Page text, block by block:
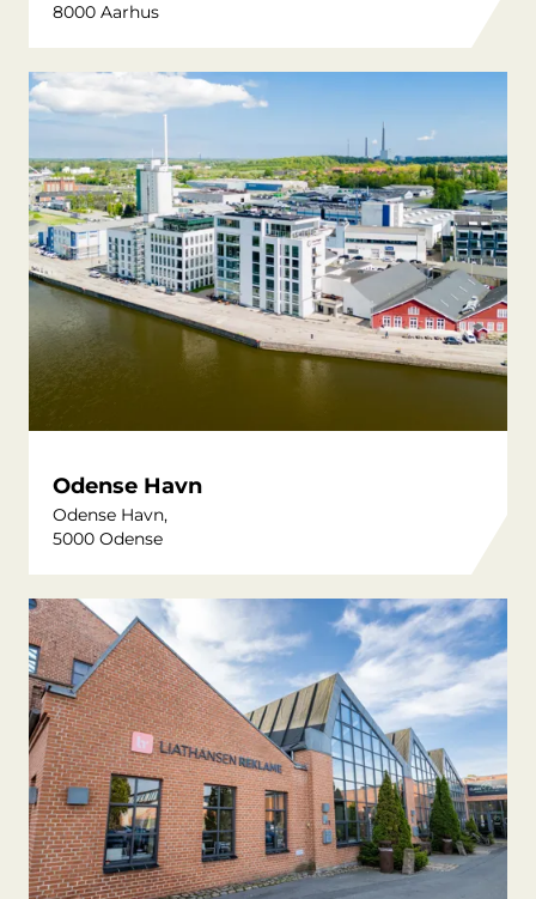
8000 Aarhus
Odense Havn
Odense Havn,
5000 Odense